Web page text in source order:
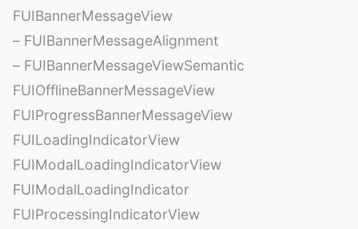
FUIBannerMessageView
– FUIBannerMessageAlignment
– FUIBannerMessageViewSemantic
FUIOfflineBannerMessageView
FUIProgressBannerMessageView
FUILoadingIndicatorView
FUIModalLoadingIndicatorView
FUIModalLoadingIndicator
FUIProcessingIndicatorView